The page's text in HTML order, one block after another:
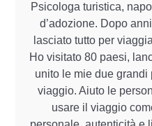
Psicologa turistica,
d’adozione. Dopo
lasciato tutto per
Ho visitato 80 paesi,
unito le mie due grandi
viaggio. Aiuto le
usare il viaggio